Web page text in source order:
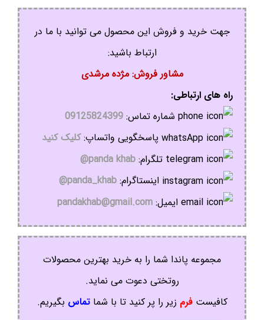
جهت خرید و فروش این محصول می توانید با ما در
ارتباط باشید:
مشاور فروش: مژده مرشدی
راه های ارتباطی:
شماره تماس: 09125824399
پاسخگویی واتساپ:کلیک کنید
تلگرام: panda khab@
اینستاگرام: panda_khab@
ایمیل: pandakhab@gmail.com
مجموعه پاندا شما را به خرید بهترین محصولات
روتختی دعوت می نماید.
کافیستفرم زیر را پر کنید تا با شماتماس بگیریم.